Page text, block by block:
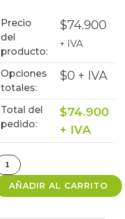
Precio
del
producto:
$74.900
+ IVA
Opciones
totales:
$0 + IVA
Total del
pedido:
$74.900
+ IVA
AÑADIR AL CARRITO